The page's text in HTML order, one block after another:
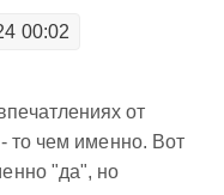
00:02
от
то чем именно. Вот
"да", но